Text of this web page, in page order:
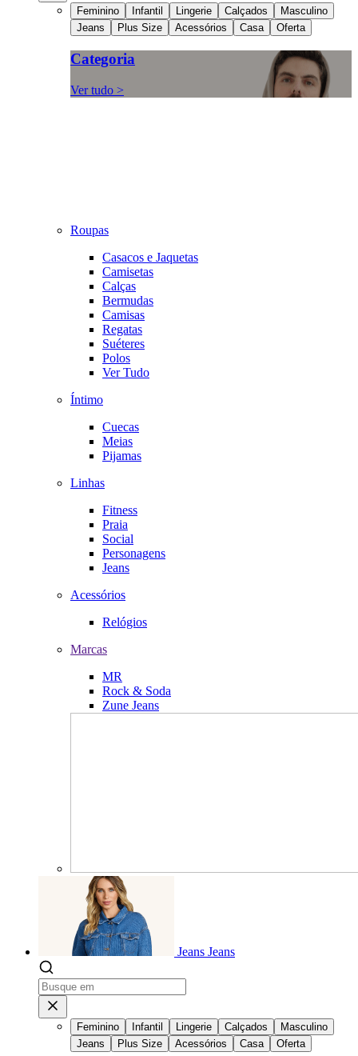
Feminino Infantil Lingerie Calçados
Masculino
Jeans
Plus Size Acessórios Casa Oferta
Categoria
Ver tudo >
Roupas
Casacos e Jaquetas
Camisetas
Calças
Bermudas
Camisas
Regatas
Suéteres
Polos
Ver Tudo
Íntimo
Cuecas
Meias
Pijamas
Linhas
Fitness
Praia
Social
Personagens
Jeans
Acessórios
Relógios
Marcas
MR
Rock & Soda
Zune Jeans
Jeans Jeans
Feminino Infantil Lingerie Calçados
Masculino
Jeans
Plus Size Acessórios Casa Oferta